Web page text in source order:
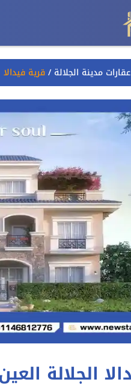
عقارات مدينة الجلالة /قرية
الجلالة